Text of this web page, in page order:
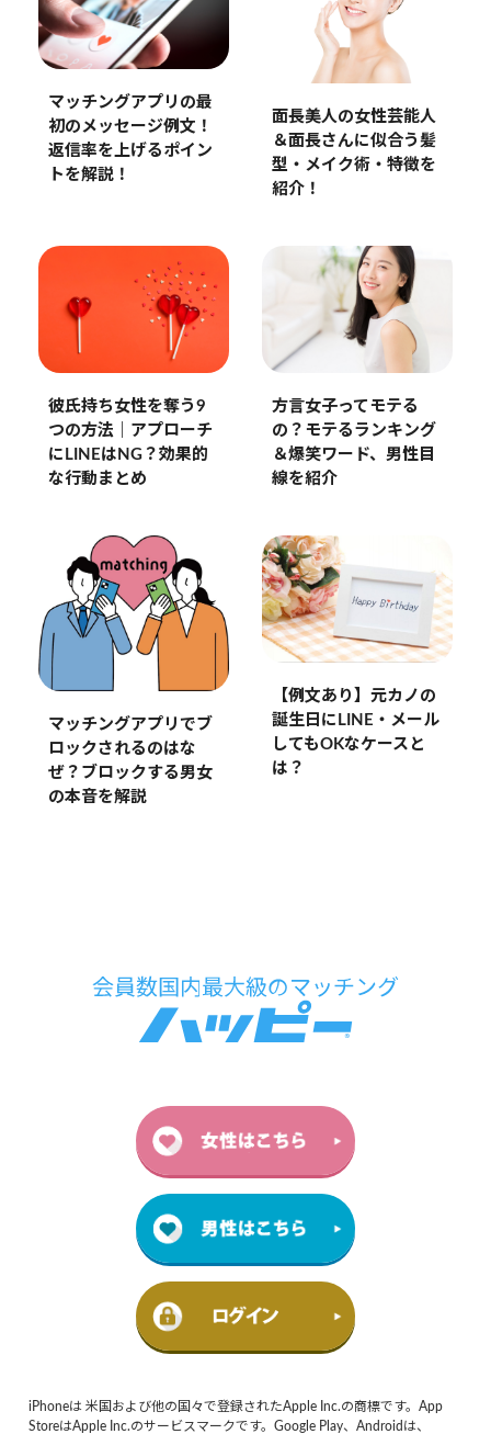
マッチングアプリの最
初のメッセージ例文！
返信率を上げるポイン
トを解説！
面長美人の女性芸能人
＆面長さんに似合う髪
型・メイク術・特徴を
紹介！
彼氏持ち女性を奪う9
つの方法｜アプローチ
にLINEはNG？効果的
な行動まとめ
方言女子ってモテる
の？モテるランキング
＆爆笑ワード、男性目
線を紹介
マッチングアプリでブ
ロックされるのはな
ぜ？ブロックする男女
の本音を解説
【例文あり】元カノの
誕生日にLINE・メール
してもOKなケースと
は？
iPhoneは 米国および他の国々で登録されたApple Inc.の商標です。App
StoreはApple Inc.のサービスマークです。Google Play、Androidは、